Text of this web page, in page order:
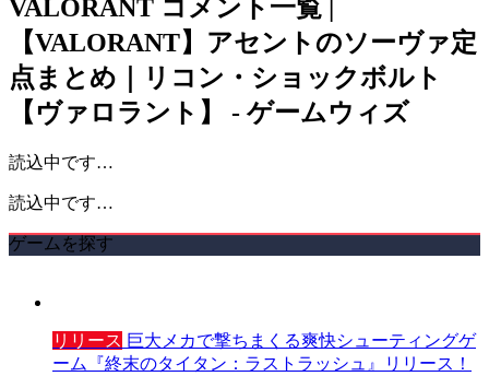
VALORANT コメント一覧 |
【VALORANT】アセントのソーヴァ定
点まとめ｜リコン・ショックボルト
【ヴァロラント】 - ゲームウィズ
読込中です…
読込中です…
ゲームを探す
リリース 巨大メカで撃ちまくる爽快シューティングゲ
ーム『終末のタイタン：ラストラッシュ』リリース！